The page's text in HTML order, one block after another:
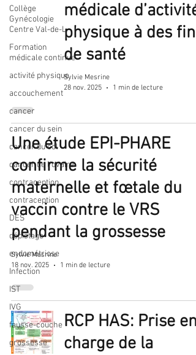
Collège
Gynécologie
Centre Val-de-L
Formation
médicale continue
activité physique
accouchement
cancer
cancer du sein
cancer du col
cancer de l'ovaire
contraception
contraception
DES
dépistage
endométriose
Infection
IST
IVG
fausse-couche
grossesse
médicale d’activité
physique à des fins
de santé
Sylvie Mesrine
28 nov. 2025
1 min de lecture
Une étude EPI-PHARE
confirme la sécurité
maternelle et fœtale du
vaccin contre le VRS
pendant la grossesse
Sylvie Mesrine
18 nov. 2025
1 min de lecture
RCP HAS: Prise en
charge de la